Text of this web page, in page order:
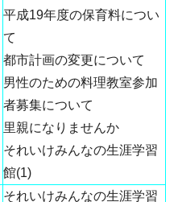
平成19年度の保育料につい
て
都市計画の変更について
男性のための料理教室参加
者募集について
里親になりませんか
それいけみんなの生涯学習
館(1)
それいけみんなの生涯学習